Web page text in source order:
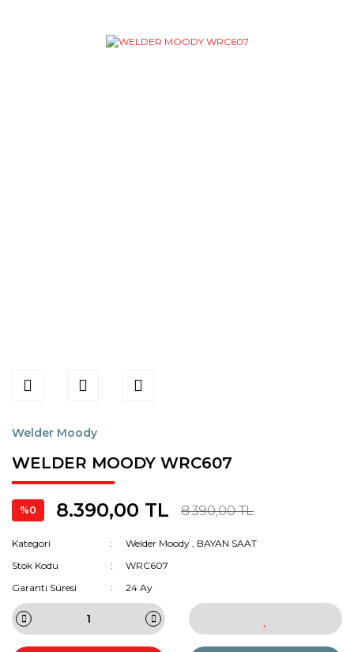
Welder Moody
WELDER MOODY WRC607
%0 8.390,00 TL 8.390,00 TL
Kategori Welder Moody , BAYAN SAAT
Stok Kodu
WRC607
Garanti Süresi
24 Ay